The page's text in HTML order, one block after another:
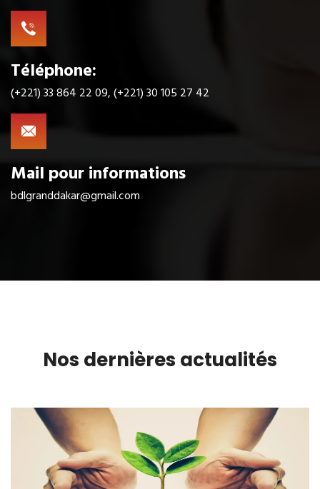
Téléphone:
(+221) 33 864 22 09, (+221) 30 105 27 42
Mail pour informations
bdlgranddakar@gmail.com
Nos dernières actualités